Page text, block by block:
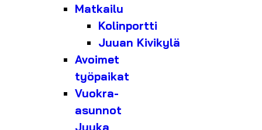
Matkailu
Kolinportti
Juuan Kivikylä
Avoimet
työpaikat
Vuokra-
asunnot
Juuka